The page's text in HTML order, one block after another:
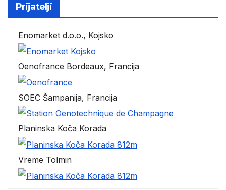
Prijatelji
Enomarket d.o.o., Kojsko
Oenofrance Bordeaux, Francija
SOEC Šampanija, Francija
Planinska Koča Korada
Vreme Tolmin